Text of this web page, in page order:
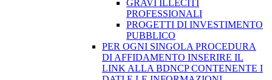
GRAVI ILLECITI
PROFESSIONALI
PROGETTI DI INVESTIMENTO
PUBBLICO
PER OGNI SINGOLA PROCEDURA
DI AFFIDAMENTO INSERIRE IL
LINK ALLA BDNCP CONTENENTE I